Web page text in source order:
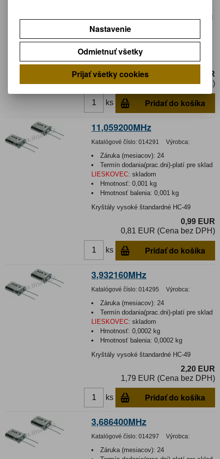
Termín dodania(prac.dni)-platí pre sklad
LIESKOVEC:skladom
Kryštály vysoké štandardné HC-49
0,89 EUR
0,73 EUR (Cena bez DPH)
ks Pridať do košíka
11,059200MHz
Katalógové číslo: 014291 Výrobca:
Záruka (mesiacov): 24
Termín dodania(prac.dni)-platí pre sklad
LIESKOVEC: skladom
Hmotnosť:0,001 kg
Hmotnosť balenia:0,001 kg
Kryštály vysoké štandardné HC-49
0,99 EUR
0,81 EUR (Cena bez DPH)
ks Pridať do košíka
3,932160MHz
Katalógové číslo: 014295 Výrobca:
Záruka (mesiacov): 24
Termín dodania(prac.dni)-platí pre sklad
LIESKOVEC: skladom
Hmotnosť:0,0002 kg
Hmotnosť balenia:0,0002 kg
Kryštály vysoké štandardné HC-49
2,20 EUR
1,79 EUR (Cena bez DPH)
ks Pridať do košíka
3,686400MHz
Katalógové číslo: 014297 Výrobca:
Záruka (mesiacov): 24
Nastavenie
Odmietnuť všetky
Prijať všetky cookies